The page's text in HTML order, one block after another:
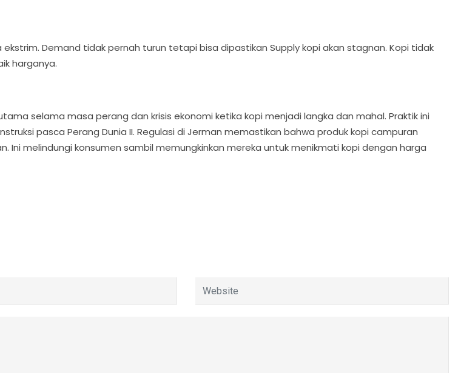
Demand tidak pernah turun tetapi bisa dipastikan Supply kopi akan stagnan. Kopi tidak
harganya.
selama masa perang dan krisis ekonomi ketika kopi menjadi langka dan mahal. Praktik ini
pasca Perang Dunia II. Regulasi di Jerman memastikan bahwa produk kopi campuran
melindungi konsumen sambil memungkinkan mereka untuk menikmati kopi dengan harga